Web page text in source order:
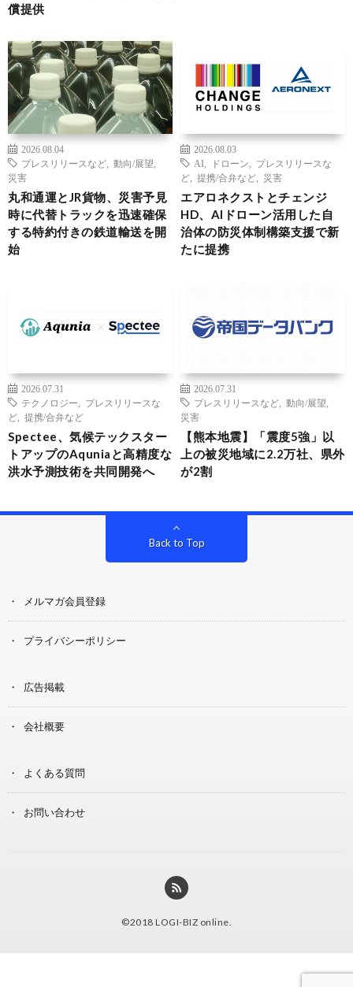
償提供
2026.08.04
プレスリリースなど
動向/展望
災害
丸和通運とJR貨物、災害予見
時に代替トラックを迅速確保
する特約付きの鉄道輸送を開
始
2026.08.03
AI
ドローン
プレスリリースな
ど
提携/合弁など 災害
エアロネクストとチェンジ
HD、AIドローン活用した自
治体の防災体制構築支援で新
たに提携
2026.07.31
テクノロジー
プレスリリースな
ど
提携/合弁など
Spectee、気候テックスター
トアップのAquniaと高精度な
洪水予測技術を共同開発へ
2026.07.31
プレスリリースなど
動向/展望
災害
【熊本地震】「震度5強」以
上の被災地域に2.2万社、県外
が2割
Back to Top
メルマガ会員登録
プライバシーポリシー
広告掲載
会社概要
よくある質問
お問い合わせ
©2018 LOGI-BIZ online.